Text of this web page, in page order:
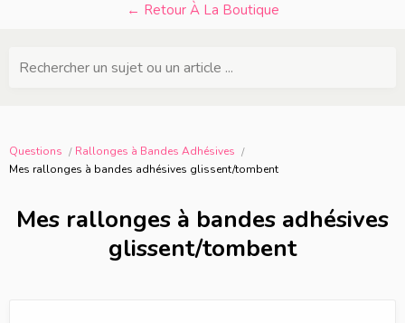
← Retour À La Boutique
Rechercher un sujet ou un article ...
Questions
Rallonges à Bandes Adhésives
Mes rallonges à bandes adhésives glissent/tombent
Mes rallonges à bandes adhésives
glissent/tombent